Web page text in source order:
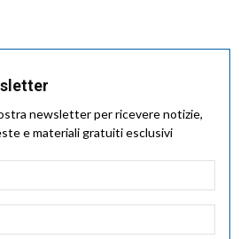
newsletter per ricevere notizie,
e materiali gratuiti esclusivi